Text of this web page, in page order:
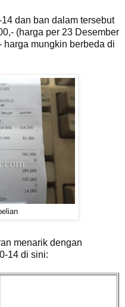
dan ban dalam tersebut
(harga per 23 Desember
mungkin berbeda di
menarik dengan
14 di sini: